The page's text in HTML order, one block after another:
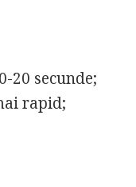
20 secunde;
rapid;